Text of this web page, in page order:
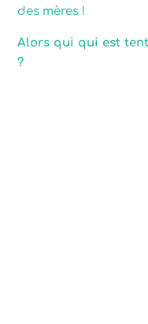
des mères !
Alors qui qui est
?